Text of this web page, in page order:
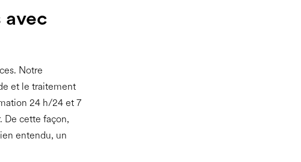
Notre
et le traitement
24 h/24 et 7
De cette façon,
entendu, un